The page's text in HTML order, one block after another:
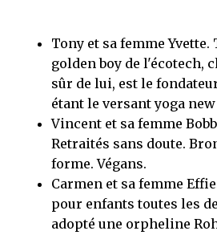
Tony et sa femme Yvette.
golden boy de l'écotech,
sûr de lui, est le
étant le versant yoga
Vincent et sa femme
Retraités sans doute.
forme. Végans.
Carmen et sa femme
pour enfants toutes les
adopté une orpheline